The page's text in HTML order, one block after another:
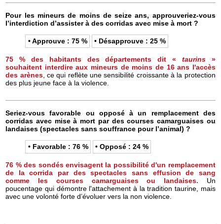
Pour les mineurs de moins de seize ans, approuveriez-vous
l’interdiction d’assister à des corridas avec mise à mort ?
• Approuve : 75 % • Désapprouve : 25 %
75 % des habitants des départements dit « taurins»
souhaitent interdire aux mineurs de moins de 16 ans l'accès
des arènes, ce qui reflète une sensibilité croissante à la protection
des plus jeune face à la violence.
Seriez-vous favorable ou opposé à un remplacement des
corridas avec mise à mort par des courses camarguaises ou
landaises (spectacles sans souffrance pour l’animal) ?
• Favorable : 76 % • Opposé : 24 %
76 % des sondés envisagent la possibilité d'un remplacement
de la corrida par des spectacles sans effusion de sang
comme les courses camarguaises ou landaises. Un
poucentage qui démontre l'attachement à la tradition taurine, mais
avec une volonté forte d’évoluer vers la non violence.